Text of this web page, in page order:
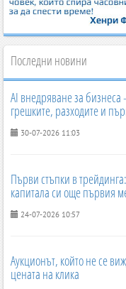
Последни новини
AI внедряване за бизнеса
грешките, разходите и
30-07-2026 11:03
Първи стъпки в
капитала си още първия
24-07-2026 10:57
Аукционът, който не се
цената на клика